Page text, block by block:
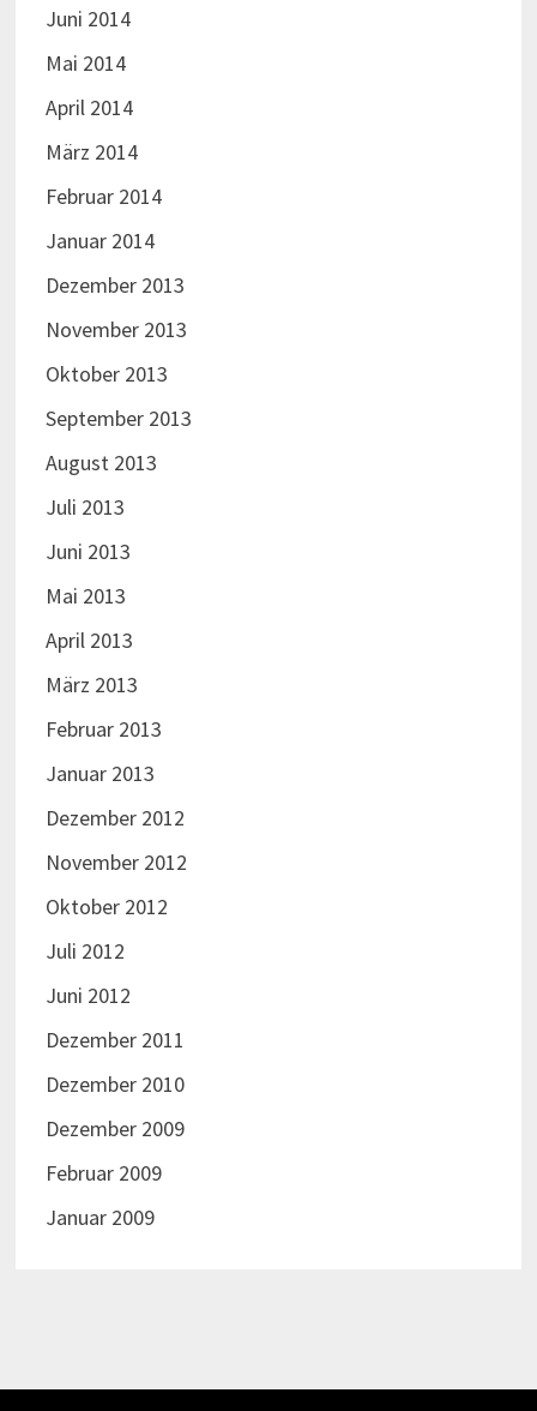
Juni 2014
Mai 2014
April 2014
März 2014
Februar 2014
Januar 2014
Dezember 2013
November 2013
Oktober 2013
September 2013
August 2013
Juli 2013
Juni 2013
Mai 2013
April 2013
März 2013
Februar 2013
Januar 2013
Dezember 2012
November 2012
Oktober 2012
Juli 2012
Juni 2012
Dezember 2011
Dezember 2010
Dezember 2009
Februar 2009
Januar 2009